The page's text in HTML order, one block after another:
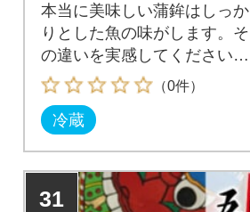
本当に美味しい蒲鉾はしっか
りとした魚の味がします。そ
の違いを実感してください。
【株式会社浜口水産】
（0件）
冷蔵
31